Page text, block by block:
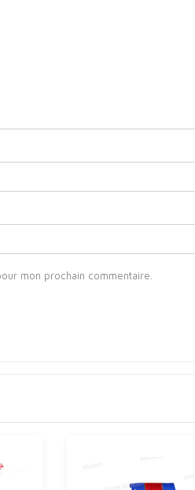
mon prochain commentaire.